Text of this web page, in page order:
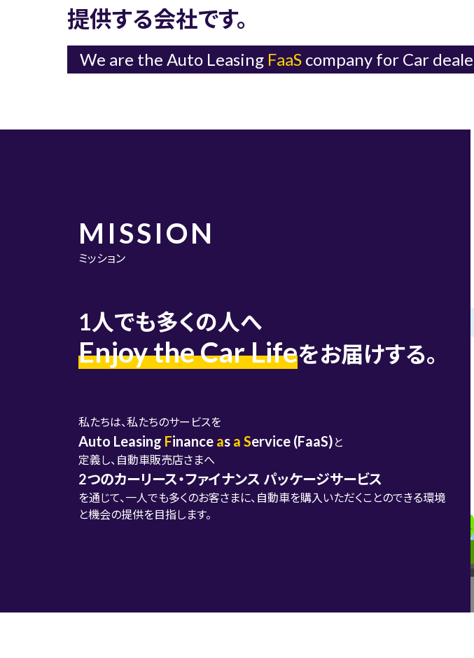
提供する会社です。
We are the Auto Leasing FaaS company for Car
MISSION
ミッション
1人でも多くの人へ
Enjoy the Car Lifeをお届けする。
私たちは、私たちのサービスを
Auto Leasing Finance as a Service (FaaS) と
定義し、自動車販売店さまへ
2つのカーリース・ファイナンス パッケージサービス
を通じて、一人でも多くのお客さまに、自動車を購入いただくことのできる環境
と機会の提供を目指します。